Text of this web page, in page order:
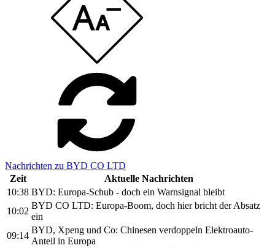
Nachrichten zu BYD CO LTD
Zeit
Aktuelle Nachrichten
10:38 BYD: Europa-Schub - doch ein Warnsignal bleibt
10:02
BYD CO LTD: Europa-Boom, doch hier bricht der Absatz
ein
09:14
BYD, Xpeng und Co: Chinesen verdoppeln Elektroauto-
Anteil in Europa